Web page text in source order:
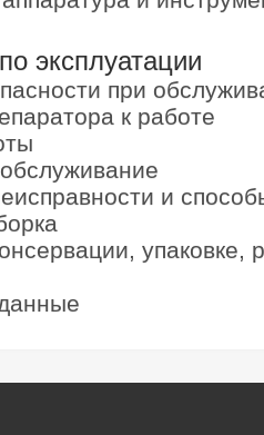
эксплуатации
при
к работе
и
упаковке,